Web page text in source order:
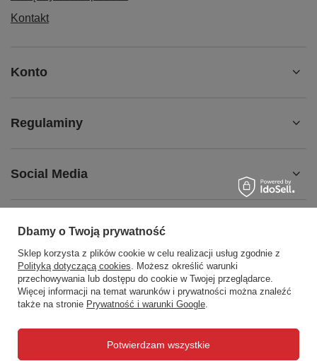
Kontakt
Konto
Regulaminy
Social Media
508372615 biuro@centrumwarsztatowe.pl
CentrumWarsztatowe.pl,Hetmańska 25,15-727Białystok
Dbamy o Twoją prywatność
Sklep korzysta z plików cookie w celu realizacji usług zgodnie z
Polityką dotyczącą cookies. Możesz określić warunki
przechowywania lub dostępu do cookie w Twojej przeglądarce.
Więcej informacji na temat warunków i prywatności można znaleźć
także na stronie Prywatność i warunki Google.
Potwierdzam wszystkie